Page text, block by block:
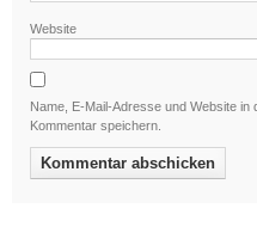
Website
Name, E-Mail-Adresse und Website
Kommentar speichern.